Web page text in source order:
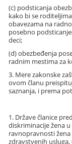
(c) podsticanja
kako bi se
obavezama na
posebno
deci;
(d) obezbeđenja
radnim mestima za
3. Mere zakonske
ovom članu
saznanja, i prema
1. Države članice
diskriminacije žena
ravnopravnosti
zdravstvenih